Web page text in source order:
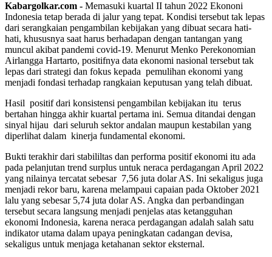
Kabargolkar.com - Memasuki kuartal II tahun 2022 Ekononi
Indonesia tetap berada di jalur yang tepat. Kondisi tersebut tak lepas
dari serangkaian pengambilan kebijakan yang dibuat secara hati-
hati, khususnya saat harus berhadapan dengan tantangan yang
muncul akibat pandemi covid-19. Menurut Menko Perekonomian
Airlangga Hartarto, positifnya data ekonomi nasional tersebut tak
lepas dari strategi dan fokus kepada pemulihan ekonomi yang
menjadi fondasi terhadap rangkaian keputusan yang telah dibuat.
Hasil positif dari konsistensi pengambilan kebijakan itu terus
bertahan hingga akhir kuartal pertama ini. Semua ditandai dengan
sinyal hijau dari seluruh sektor andalan maupun kestabilan yang
diperlihat dalam kinerja fundamental ekonomi.
Bukti terakhir dari stabililtas dan performa positif ekonomi itu ada
pada pelanjutan trend surplus untuk neraca perdagangan April 2022
yang nilainya tercatat sebesar 7,56 juta dolar AS. Ini sekaligus juga
menjadi rekor baru, karena melampaui capaian pada Oktober 2021
lalu yang sebesar 5,74 juta dolar AS. Angka dan perbandingan
tersebut secara langsung menjadi penjelas atas ketangguhan
ekonomi Indonesia, karena neraca perdagangan adalah salah satu
indikator utama dalam upaya peningkatan cadangan devisa,
sekaligus untuk menjaga ketahanan sektor eksternal.